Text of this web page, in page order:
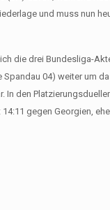
und muss nun
die drei Bundesliga-
04) weiter um
den
gegen Georgien,